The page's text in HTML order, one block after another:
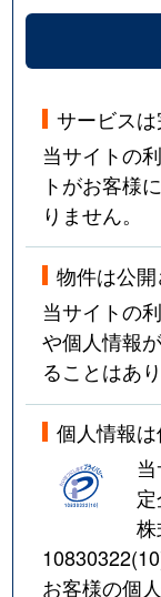
並木
並木
並木
並木
並木
並木
並木
並木
並木
並木
並木
サービス
当サイトの
トがお客様
りません。
物件は公
当サイトの
や個人情報
ることはあ
個人情報
お客様の個